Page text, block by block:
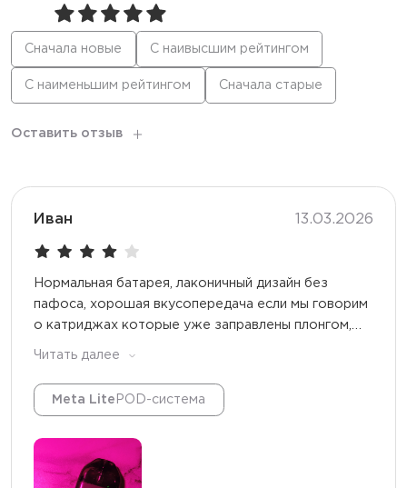
Перезарядка Type-C
Сначала новые С наивысшим рейтингом
С наименьшим рейтингом Сначала старые
Оставить отзыв
Иван 13.03.2026
Нормальная батарея, лаконичный дизайн без
пафоса, хорошая вкусопередача если мы говорим
о катриджах которые уже заправлены плонгом,
ниочем у них. Теперь о проблемах, от своей жижи
если мы не говорим о плонг жижах или типа
сопротивлением, вообще непонятен смысл если
через пару дней он уже сгорает,такая же история
Читать далее
Meta Lite POD-система